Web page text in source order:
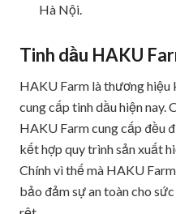
Hà Nội.
Tinh dầu HAKU
HAKU Farm là thương hiệu
cung cấp tinh dầu hiện nay.
HAKU Farm cung cấp đều
kết hợp quy trình sản xuất
Chính vì thế mà HAKU
bảo đảm sự an toàn cho